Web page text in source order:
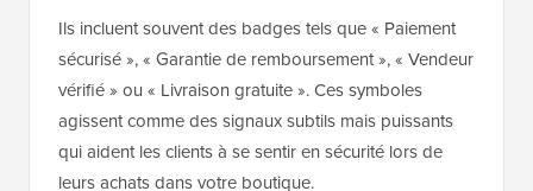
Ils incluent souvent des badges tels que « Paiement
sécurisé », « Garantie de remboursement », « Vendeur
vérifié » ou « Livraison gratuite ». Ces symboles
agissent comme des signaux subtils mais puissants
qui aident les clients à se sentir en sécurité lors de
leurs achats dans votre boutique.